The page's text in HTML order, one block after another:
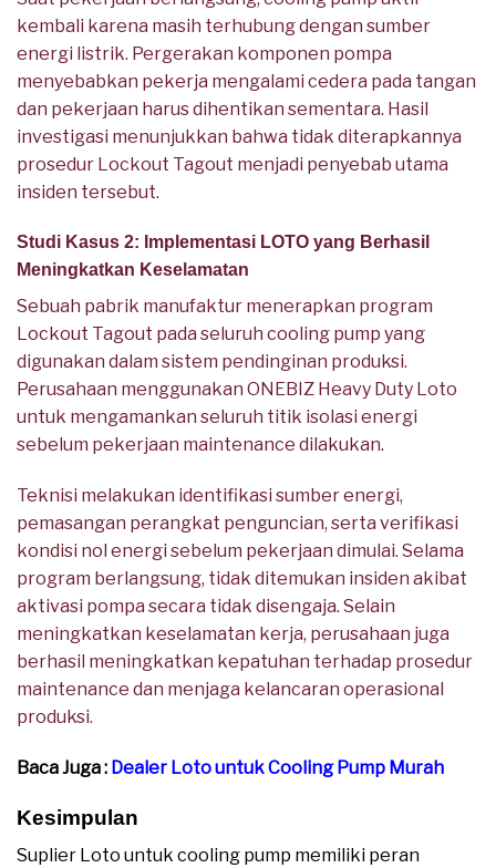
kembali karena masih terhubung dengan sumber
energi listrik. Pergerakan komponen pompa
menyebabkan pekerja mengalami cedera pada tangan
dan pekerjaan harus dihentikan sementara. Hasil
investigasi menunjukkan bahwa tidak diterapkannya
prosedur Lockout Tagout menjadi penyebab utama
insiden tersebut.
Studi Kasus 2: Implementasi LOTO yang Berhasil
Meningkatkan Keselamatan
Sebuah pabrik manufaktur menerapkan program
Lockout Tagout pada seluruh cooling pump yang
digunakan dalam sistem pendinginan produksi.
Perusahaan menggunakan ONEBIZ Heavy Duty Loto
untuk mengamankan seluruh titik isolasi energi
sebelum pekerjaan maintenance dilakukan.
Teknisi melakukan identifikasi sumber energi,
pemasangan perangkat penguncian, serta verifikasi
kondisi nol energi sebelum pekerjaan dimulai. Selama
program berlangsung, tidak ditemukan insiden akibat
aktivasi pompa secara tidak disengaja. Selain
meningkatkan keselamatan kerja, perusahaan juga
berhasil meningkatkan kepatuhan terhadap prosedur
maintenance dan menjaga kelancaran operasional
produksi.
Baca Juga : Dealer Loto untuk Cooling Pump Murah
Kesimpulan
Suplier Loto untuk cooling pump memiliki peran